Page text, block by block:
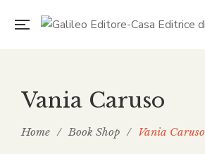
Vania Caruso
Home / Book Shop / Vania Caruso